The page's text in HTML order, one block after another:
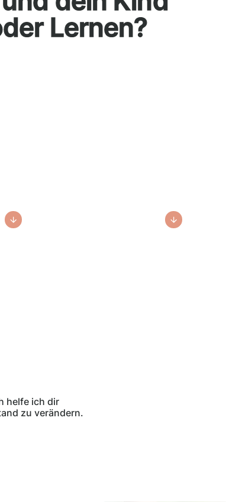
Lernen?
helfe ich dir
zu verändern.